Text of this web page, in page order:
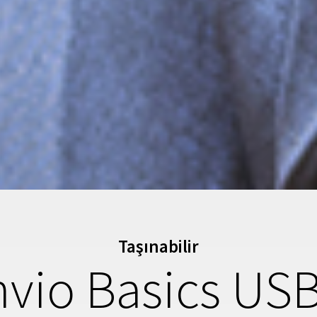
Taşınabilir
Basics